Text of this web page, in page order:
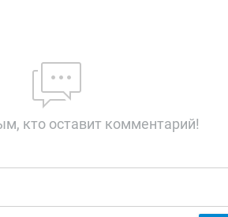
кто оставит комментарий!